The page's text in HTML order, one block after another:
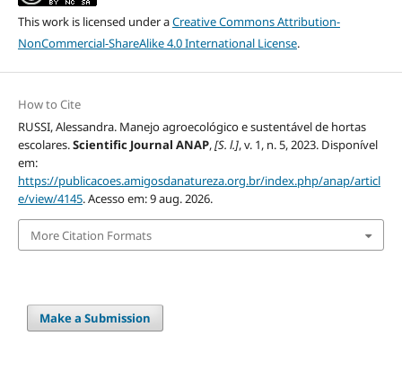
This work is licensed under aCreative Commons Attribution-
NonCommercial-ShareAlike 4.0 International License.
How to Cite
RUSSI, Alessandra. Manejo agroecológico e sustentável de hortas
escolares.Scientific Journal ANAP,[S. l.], v. 1, n. 5, 2023. Disponível
em:
https://publicacoes.amigosdanatureza.org.br/index.php/anap/articl
e/view/4145. Acesso em: 9 aug. 2026.
More Citation Formats
Make a Submission